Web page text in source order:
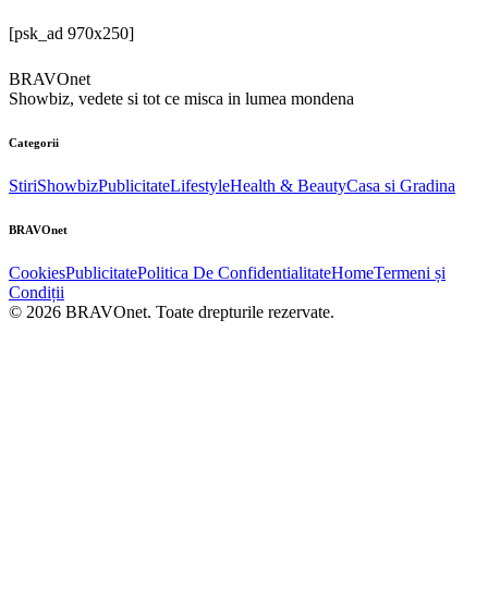
[psk_ad 970x250]
BRAVOnet
Showbiz, vedete si tot ce misca in lumea mondena
Categorii
StiriShowbizPublicitateLifestyleHealth & BeautyCasa si Gradina
BRAVOnet
CookiesPublicitatePolitica De ConfidentialitateHomeTermeni și
Condiții
© 2026 BRAVOnet. Toate drepturile rezervate.